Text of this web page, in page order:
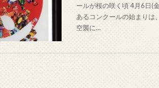
ールが桜の咲く頃 4月6日(
あるコンクールの始まりは
空襲に…